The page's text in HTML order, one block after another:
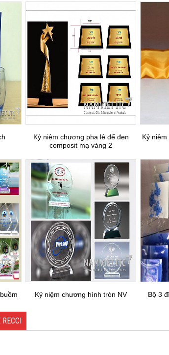
Kỷ niệm chương pha lê đế đen
composit mạ vàng 2
Kỷ
Kỷ niệm chương hình tròn NV Bộ 3